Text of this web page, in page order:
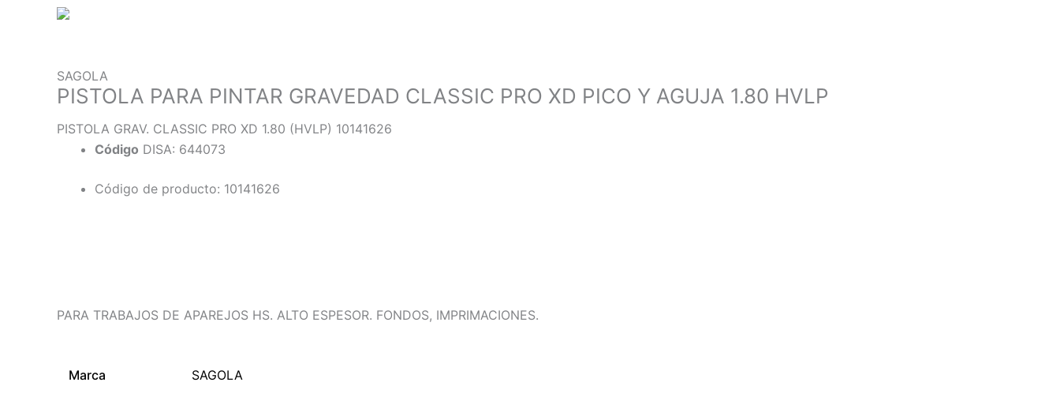
SAGOLA
PISTOLA PARA PINTAR GRAVEDAD CLASSIC PRO XD PICO Y AGUJA 1.80 HVLP
PISTOLA GRAV. CLASSIC PRO XD 1.80 (HVLP) 10141626
Código DISA: 644073
Código de producto: 10141626
PARA TRABAJOS DE APAREJOS HS. ALTO ESPESOR. FONDOS, IMPRIMACIONES.
Marca SAGOLA